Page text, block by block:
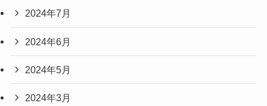
2024年7月
2024年6月
2024年5月
2024年3月